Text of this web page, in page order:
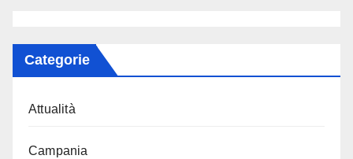
Categorie
Attualità
Campania